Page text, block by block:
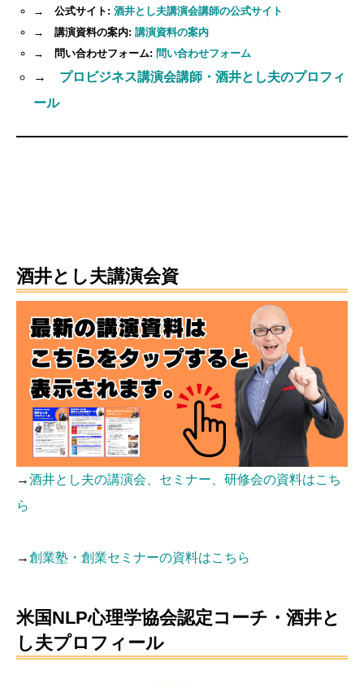
→ 公式サイト: 酒井とし夫講演会講師の公式サイト
→ 講演資料の案内: 講演資料の案内
→ 問い合わせフォーム: 問い合わせフォーム
→ プロビジネス講演会講師・酒井とし夫のプロフィ
ール
酒井とし夫講演会資
→酒井とし夫の講演会、セミナー、研修会の資料はこち
ら
→創業塾・創業セミナーの資料はこちら
米国NLP心理学協会認定コーチ・酒井と
し夫プロフィール